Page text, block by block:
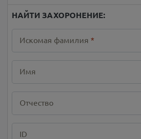
НАЙТИ ЗАХОРОНЕНИЕ:
Искомая фамилия *
Имя
Отчество
ID